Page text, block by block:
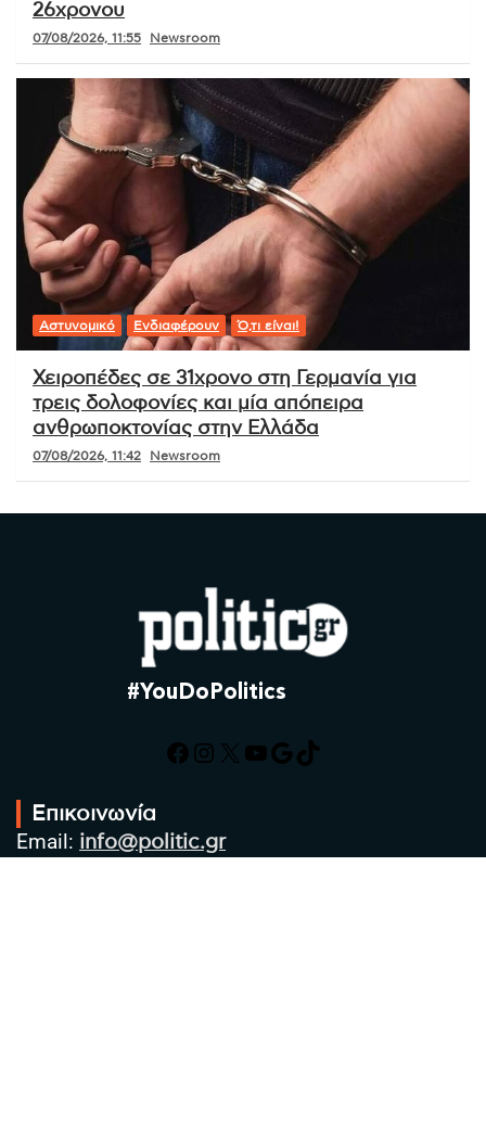
26χρονου
07/08/2026, 11:55 Newsroom
Αστυνομικό Ενδιαφέρουν Ό,τι είναι!
Χειροπέδες σε 31χρονο στη Γερμανία για
τρεις δολοφονίες και μία απόπειρα
ανθρωποκτονίας στην Ελλάδα
07/08/2026, 11:42 Newsroom
#YouDoPolitics
Facebook
Instagram
X YouTube
Google
TikTok
Επικοινωνία
Email: info@politic.gr